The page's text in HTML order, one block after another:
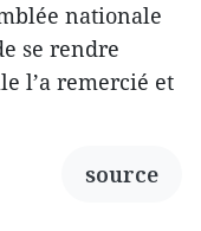
nationale
se rendre
l’a remercié et
source